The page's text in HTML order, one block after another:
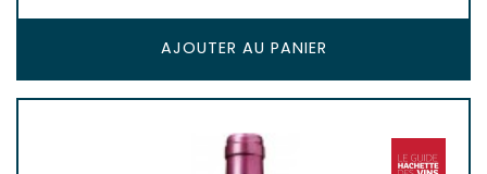
AJOUTER AU PANIER